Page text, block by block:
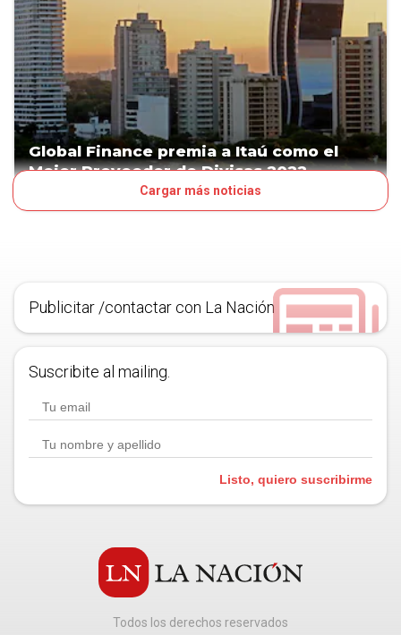
Global Finance premia a Itaú como el
Mejor Proveedor de Divisas 2022
Cargar más noticias
Publicitar /contactar con La Nación
Suscribite al mailing.
Listo, quiero suscribirme
Todos los derechos reservados